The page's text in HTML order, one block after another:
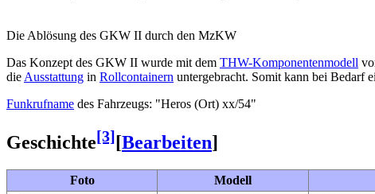
Die Ablösung des GKW II durch den MzKW
Das Konzept des GKW II wurde mit dem THW-Komponentenmodell
die Ausstattung in Rollcontainern untergebracht. Somit kann bei Bedarf
Funkrufname des Fahrzeugs: "Heros (Ort) xx/54"
Geschichte[3] [Bearbeiten]
Foto Modell